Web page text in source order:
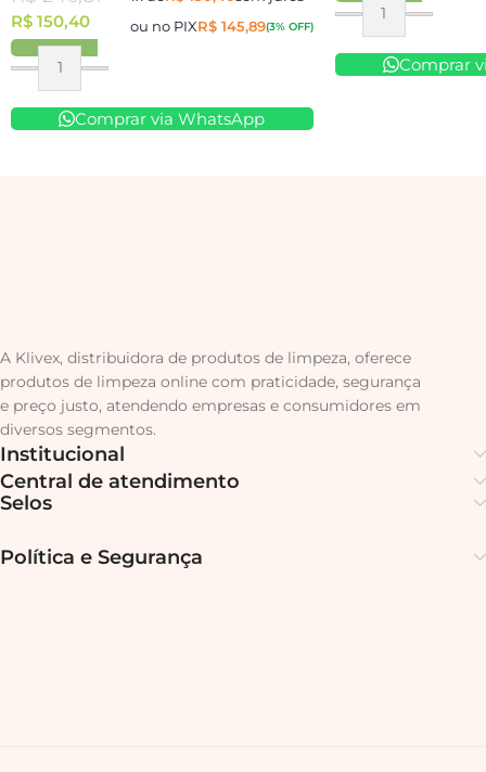
R$ 150,40
ou no PIXR$145,89(3% OFF)
Comprar via WhatsApp
Comprar
A Klivex, distribuidora de produtos de limpeza, oferece
produtos de limpeza online com praticidade, segurança
e preço justo, atendendo empresas e consumidores em
diversos segmentos.
Institucional
Central de atendimento
Selos
Política e Segurança